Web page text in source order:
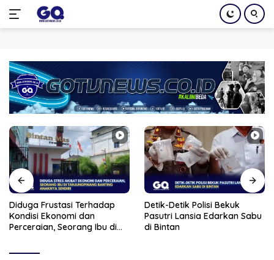
konten
Detik-Detik Polisi Bekuk
Pasutri Lansia Edarkan Sabu
di Bintan
Bupati Iskandarsyah Hadiri
Peletakan Batu Pertama
Revitalisasi Gedung BPS